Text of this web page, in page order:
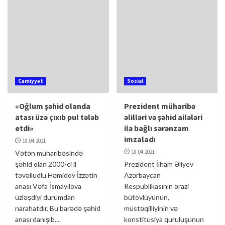
Cəmiyyət
«Oğlum şəhid olanda
atası üzə çıxıb pul tələb
etdi»
18.04.2021
Vətən müharibəsində
şəhid olan 2000-ci il
təvəllüdlü Həmidov İzzətin
anası Vəfa İsmayılova
üzləşdiyi durumdan
narahatdır. Bu barədə şəhid
anası danışıb....
Sosial
Prezident müharibə
əlilləri və şəhid ailələri
ilə bağlı sərənzam
imzaladı
18.04.2021
Prezident İlham Əliyev
Azərbaycan
Respublikasının ərazi
bütövlüyünün,
müstəqilliyinin və
konstitusiya quruluşunun